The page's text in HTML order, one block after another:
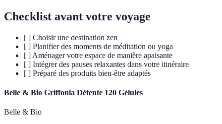
Checklist avant votre voyage
[ ] Choisir une destination zen
[ ] Planifier des moments de méditation ou yoga
[ ] Aménager votre espace de manière apaisante
[ ] Intégrer des pauses relaxantes dans votre itinéraire
[ ] Préparé des produits bien-être adaptés
Belle & Bio Griffonia Détente 120 Gélules
Belle & Bio